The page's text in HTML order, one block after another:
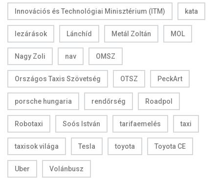
Innovációs és Technológiai Minisztérium (ITM) kata
lezárások Lánchíd Metál Zoltán MOL
Nagy Zoli nav OMSZ
Országos Taxis Szövetség OTSZ PeckArt
porsche hungaria rendőrség Roadpol
Robotaxi Soós István tarifaemelés taxi
taxisok világa Tesla toyota Toyota CE
Uber Volánbusz